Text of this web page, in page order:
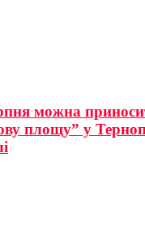
можна
площу” у